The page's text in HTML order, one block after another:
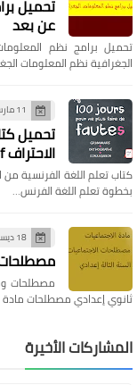
تحميل
عن بعد
تحميل برامج نظم
الجغرافية نظم المعلومات
11 مارس 2020
تحميل
الاحتراف pdf
كتاب تعلم اللغة الفرنسية من
بخطوة تعلم اللغة الفرنس…
18 ديسمبر 2019
مصطلحات
مصطلحات
ثانوي إعدادي مصطلحات مادة
المشاركات الأخيرة